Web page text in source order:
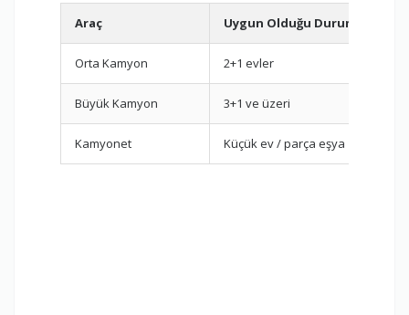
Araç Uygun Olduğu Durum
Orta Kamyon 2+1 evler
Büyük Kamyon 3+1 ve üzeri
Kamyonet Küçük ev / parça eşya